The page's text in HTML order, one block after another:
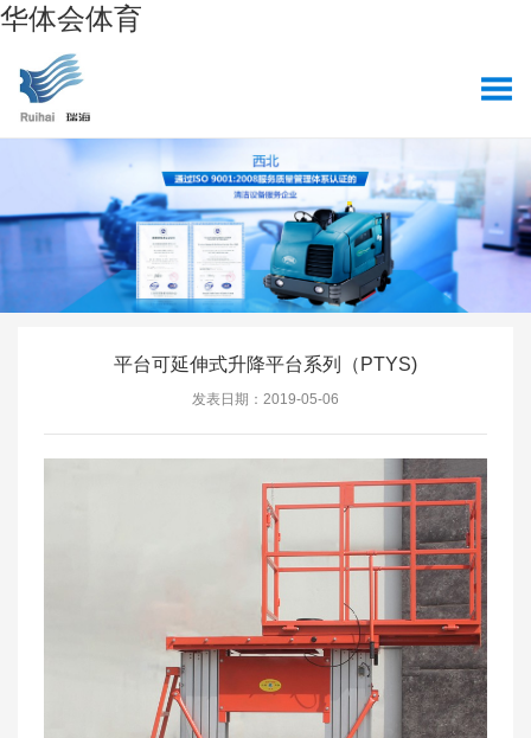
华体会体育
平台可延伸式升降平台系列（PTYS)
发表日期：2019-05-06